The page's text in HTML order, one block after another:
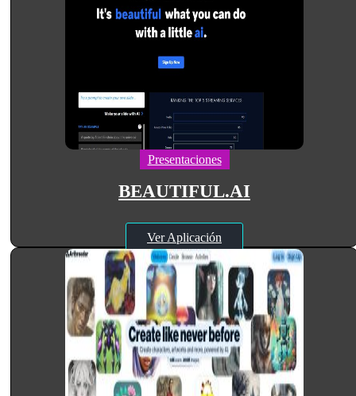
Presentaciones
BEAUTIFUL.AI
Ver Aplicación